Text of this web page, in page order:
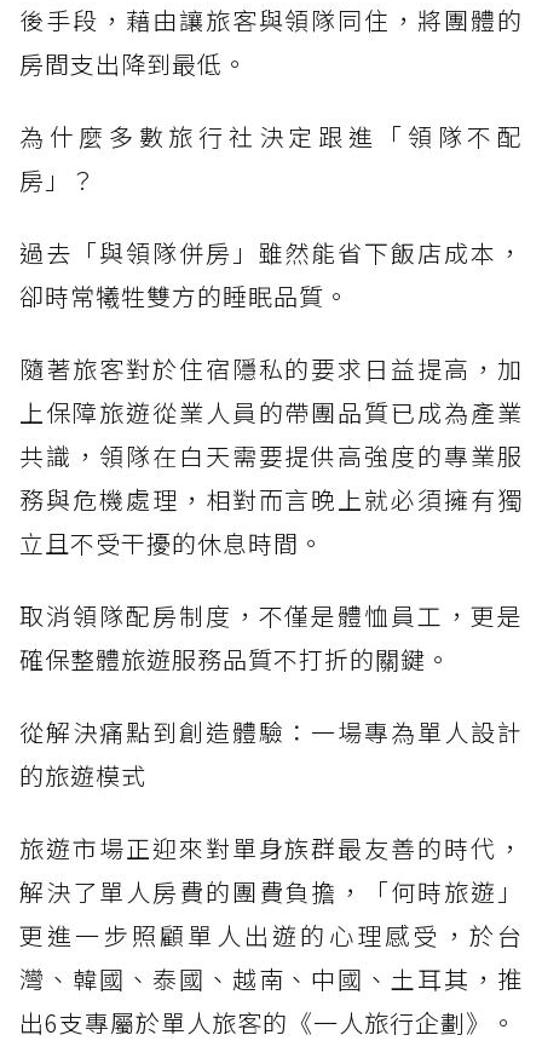
後手段，藉由讓旅客與領隊同住，將團體的
房間支出降到最低。
為什麼多數旅行社決定跟進「領隊不配
房」？
過去「與領隊併房」雖然能省下飯店成本，
卻時常犧牲雙方的睡眠品質。
隨著旅客對於住宿隱私的要求日益提高，加
上保障旅遊從業人員的帶團品質已成為產業
共識，領隊在白天需要提供高強度的專業服
務與危機處理，相對而言晚上就必須擁有獨
立且不受干擾的休息時間。
取消領隊配房制度，不僅是體恤員工，更是
確保整體旅遊服務品質不打折的關鍵。
從解決痛點到創造體驗：一場專為單人設計
的旅遊模式
旅遊市場正迎來對單身族群最友善的時代，
解決了單人房費的團費負擔，「何時旅遊」
更進一步照顧單人出遊的心理感受，於台
灣、韓國、泰國、越南、中國、土耳其，推
出6支專屬於單人旅客的《一人旅行企劃》。